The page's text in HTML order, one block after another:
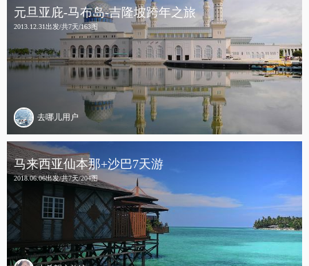
元旦亚庇-马布岛-吉隆坡跨年之旅
2013.12.31出发/共7天/163图
去哪儿用户
马来西亚仙本那+沙巴7天游
2018.06.06出发/共7天/204图